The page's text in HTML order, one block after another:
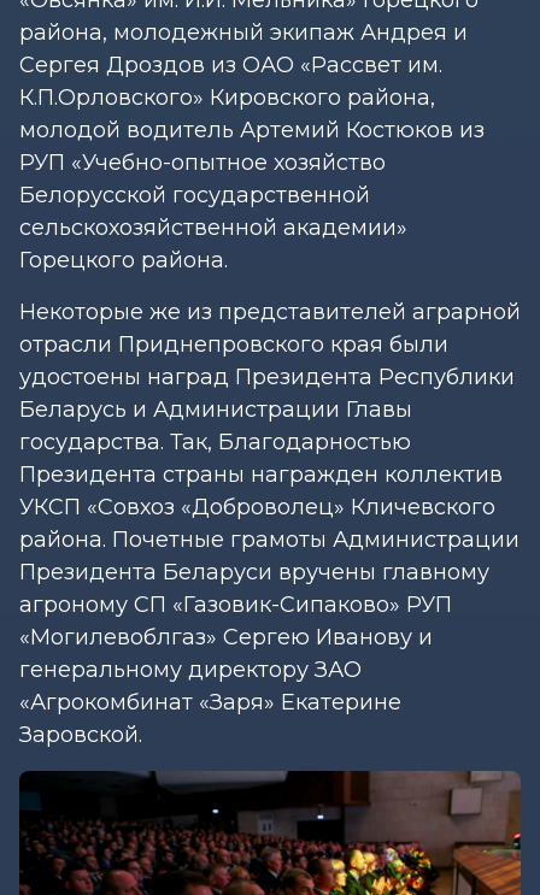
района, молодежный экипаж Андрея и
Сергея Дроздов из ОАО «Рассвет им.
К.П.Орловского» Кировского района,
молодой водитель Артемий Костюков из
РУП «Учебно-опытное хозяйство
Белорусской государственной
сельскохозяйственной академии»
Горецкого района.
Некоторые же из представителей аграрной
отрасли Приднепровского края были
удостоены наград Президента Республики
Беларусь и Администрации Главы
государства. Так, Благодарностью
Президента страны награжден коллектив
УКСП «Совхоз «Доброволец» Кличевского
района. Почетные грамоты Администрации
Президента Беларуси вручены главному
агроному СП «Газовик-Сипаково» РУП
«Могилевоблгаз» Сергею Иванову и
генеральному директору ЗАО
«Агрокомбинат «Заря» Екатерине
Заровской.